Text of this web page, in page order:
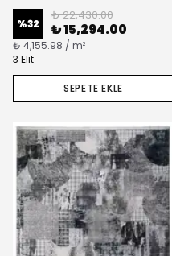
%32
₺ 22,430.00
₺ 15,294.00
₺ 4,155.98 / m²
3 Elit
SEPETE EKLE